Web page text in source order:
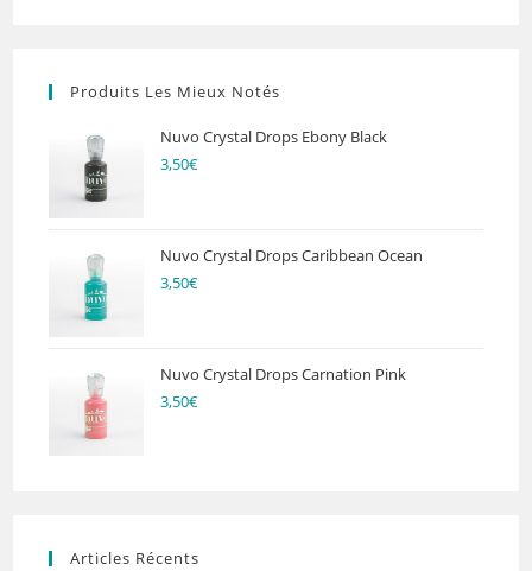
Produits Les Mieux Notés
Nuvo Crystal Drops Ebony Black
3,50€
Nuvo Crystal Drops Caribbean Ocean
3,50€
Nuvo Crystal Drops Carnation Pink
3,50€
Articles Récents